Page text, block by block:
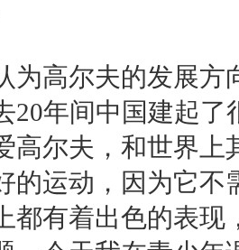
高尔夫的发展方
年间中国建起了
高尔夫，和世界
的运动，因为它
都有着出色的表